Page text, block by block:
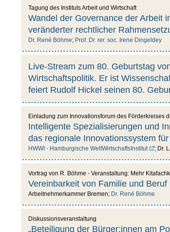
Tagung des Instituts Arbeit und Wirtschaft
Wandel der Governance der Arbeit
veränderter rechtlicher
Dr. René Böhme; Prof. Dr. rer. soc. Irene Dingeldey
Live-Stream zum 80. Geburtstag
Wirtschaftspolitik. Er ist
feiert Rudolf Hickel seinen 80.
Einladung zum Innovationsforum des Förderkreises
Intelligente Spezialisierungen und
das regionale Innovationssystem
HWWI - Hamburgische WeltWirtschaftsInstitut ; Dr.
Vortrag von R. Böhme - Veranstaltung: Mehr
Vereinbarkeit von Familie und
Arbeitnehmerkammer Bremen; Dr. René Böhme
Diskussionsveranstaltung
„Beteiligung der Bürger:innen am